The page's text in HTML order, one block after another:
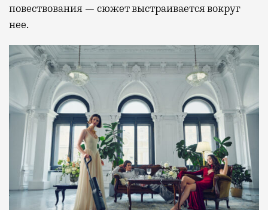
повествования — сюжет выстраивается вокруг
нее.